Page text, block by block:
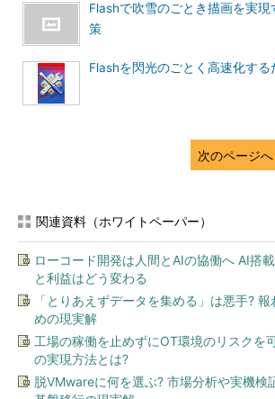
Flashで吹雪のごとき描画を実
策
Flashを閃光のごとく高速化す
次のページへ
関連資料（ホワイトペーパー）
ローコード開発は人間とAIの協働へ AI搭
と利益はどう変わる
「とりあえずデータを集める」は悪手?
めの現実解
工場の稼働を止めずにOT環境のリスクを
の実現方法とは?
脱VMwareに何を選ぶ? 市場分析や実機検